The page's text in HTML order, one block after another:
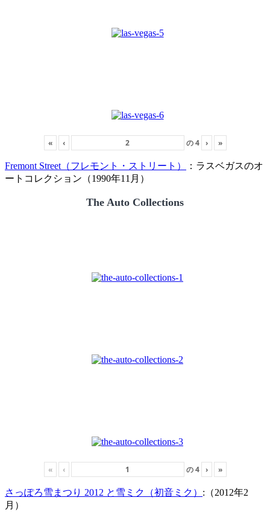
« ‹ の4 › »
Fremont Street（フレモント・ストリート）
：ラスベガスのオ
ートコレクション（1990年11月）
The Auto Collections
« ‹ の4 › »
さっぽろ雪まつり 2012 と雪ミク（初音ミク） :（2012年2
月）